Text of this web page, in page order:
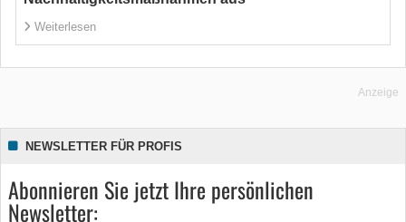
Weiterlesen
Anzeige
NEWSLETTER FÜR PROFIS
Abonnieren Sie jetzt Ihre persönlichen
Newsletter: